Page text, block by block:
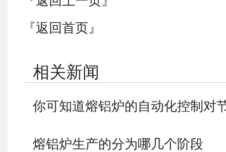
『返回首页』
相关新闻
你可知道熔铝炉的自动化控制对
熔铝炉生产的分为哪几个阶段